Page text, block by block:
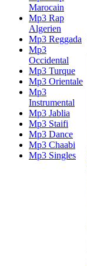
Marocain
Mp3 Rap
Algerien
Mp3 Reggada
Mp3
Occidental
Mp3 Turque
Mp3 Orientale
Mp3
Instrumental
Mp3 Jablia
Mp3 Staifi
Mp3 Dance
Mp3 Chaabi
Mp3 Singles